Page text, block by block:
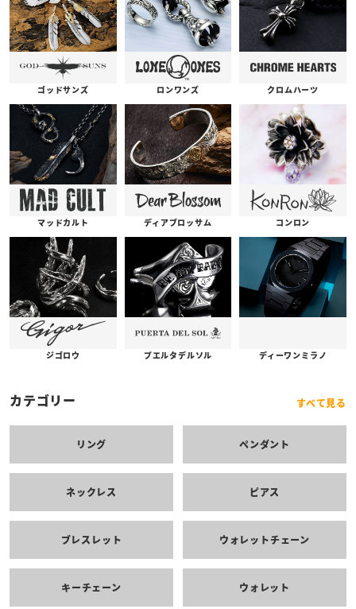
ゴッドサンズ ロンワンズ クロムハーツ
マッドカルト ディアブロッサム コンロン
ジゴロウ プエルタデルソル ディーワンミラノ
カテゴリー すべて見る
リング ペンダント
ネックレス ピアス
ブレスレット ウォレットチェーン
キーチェーン ウォレット